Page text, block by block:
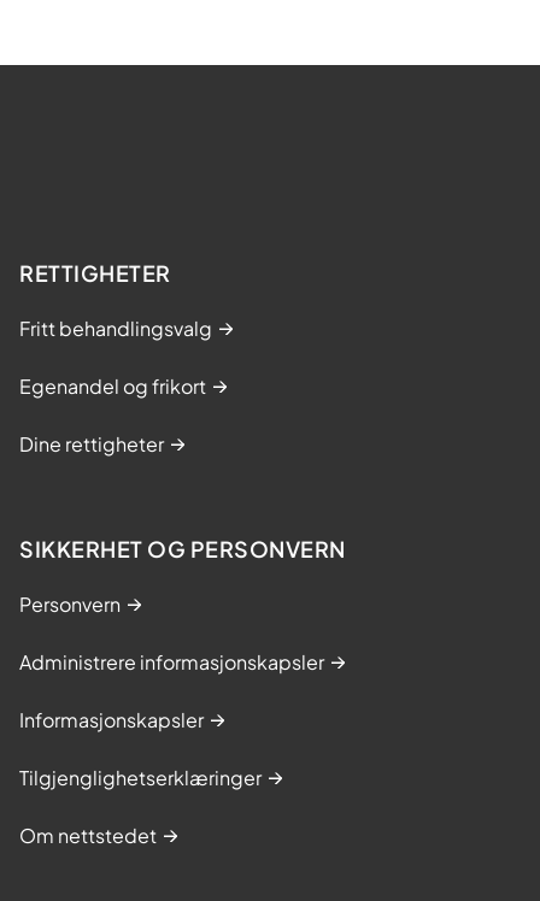
RETTIGHETER
Fritt behandlingsvalg
Egenandel og frikort
Dine rettigheter
SIKKERHET OG PERSONVERN
Personvern
Administrere informasjonskapsler
Informasjonskapsler
Tilgjenglighetserklæringer
Om nettstedet